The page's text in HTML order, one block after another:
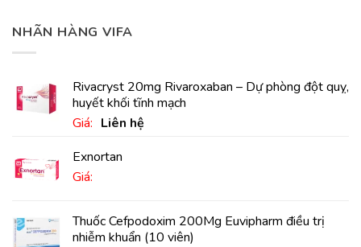
NHÃN HÀNG VIFA
Rivacryst 20mg Rivaroxaban – Dự phòng đột quỵ,
huyết khối tĩnh mạch
Giá: Liên hệ
Exnortan
Giá:
Thuốc Cefpodoxim 200Mg Euvipharm điều trị
nhiễm khuẩn (10 viên)